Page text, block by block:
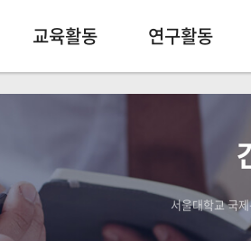
교육활동 연구활동
서울대학교 국